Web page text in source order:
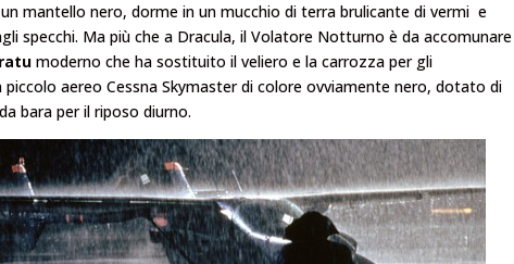
mantello nero, dorme in un mucchio di terra brulicante di vermi e
specchi. Ma più che a Dracula, il Volatore Notturno è da accomunare
moderno che ha sostituito il veliero e la carrozza per gli
aereo Cessna Skymaster di colore ovviamente nero, dotato di
bara per il riposo diurno.